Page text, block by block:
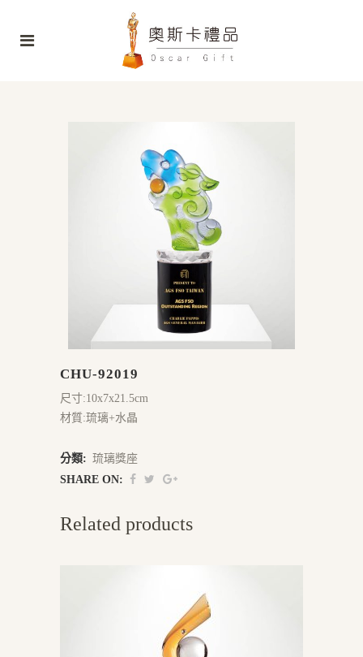
CHU-92019
尺寸:10x7x21.5cm
材質:琉璃+水晶
分類: 琉璃獎座
SHARE ON:
Related products